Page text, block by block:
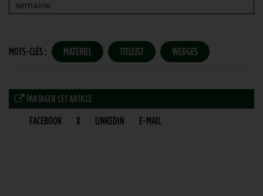
semaine
MOTS-CLÉS : MATÉRIEL TITLEIST WEDGES
PARTAGER CET ARTICLE
FACEBOOK X LINKEDIN E-MAIL